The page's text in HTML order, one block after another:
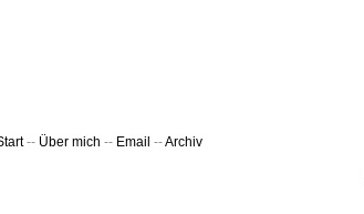
-- Über mich -- Email --Archiv